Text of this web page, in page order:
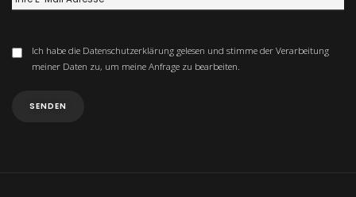
Ich habe die Datenschutzerklärung gelesen und stimme der Verarbeitung
meiner Daten zu, um meine Anfrage zu bearbeiten.